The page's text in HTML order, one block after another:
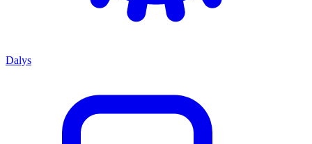
Dalys